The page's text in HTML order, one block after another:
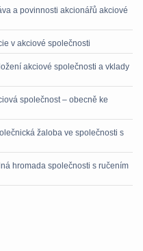
a povinnosti akcionářů akciové
v akciové společnosti
akciové společnosti a vklady
společnost – obecně ke
žaloba ve společnosti s
hromada společnosti s ručením